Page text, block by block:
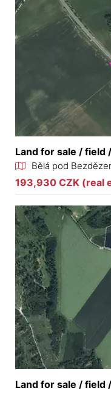
Land for sale / field
Bělá pod
193,930 CZK (real
Land for sale / field